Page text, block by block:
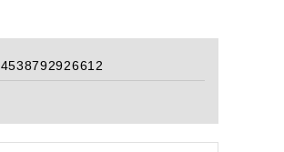
4538792926612